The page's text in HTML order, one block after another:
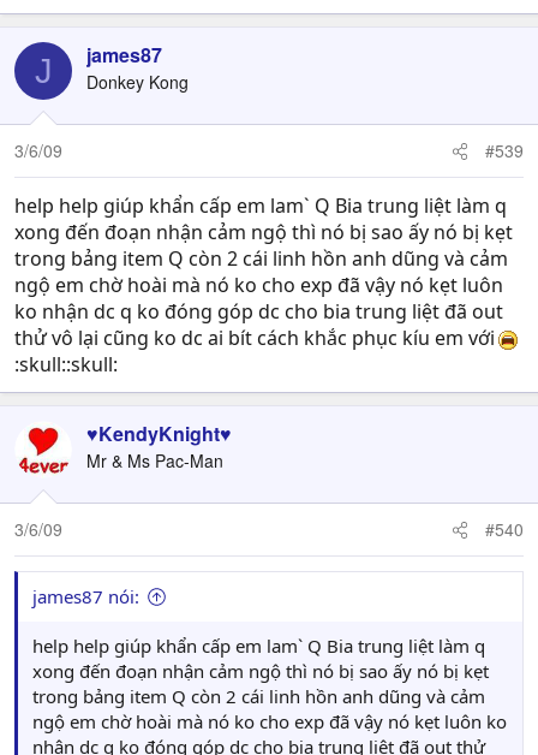
J james87
Donkey Kong
3/6/09 #539
help help giúp khẩn cấp em lam` Q Bia trung liệt làm q
xong đến đoạn nhận cảm ngộ thì nó bị sao ấy nó bị kẹt
trong bảng item Q còn 2 cái linh hồn anh dũng và cảm
ngộ em chờ hoài mà nó ko cho exp đã vậy nó kẹt luôn
ko nhận dc q ko đóng góp dc cho bia trung liệt đã out
thử vô lại cũng ko dc ai bít cách khắc phục kíu em với
:skull::skull:
♥KendyKnight♥
Mr & Ms Pac-Man
3/6/09 #540
james87 nói:
help help giúp khẩn cấp em lam` Q Bia trung liệt làm q
xong đến đoạn nhận cảm ngộ thì nó bị sao ấy nó bị kẹt
trong bảng item Q còn 2 cái linh hồn anh dũng và cảm
ngộ em chờ hoài mà nó ko cho exp đã vậy nó kẹt luôn ko
nhận dc q ko đóng góp dc cho bia trung liệt đã out thử